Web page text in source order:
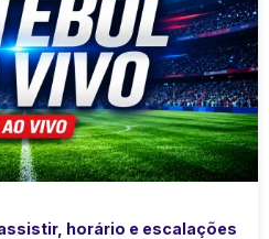
horário e escalações